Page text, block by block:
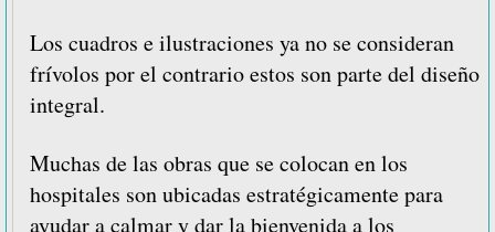
Los cuadros e ilustraciones ya no se consideran
frívolos por el contrario estos son parte del diseño
integral.
Muchas de las obras que se colocan en los
hospitales son ubicadas estratégicamente para
ayudar a calmar y dar la bienvenida a los